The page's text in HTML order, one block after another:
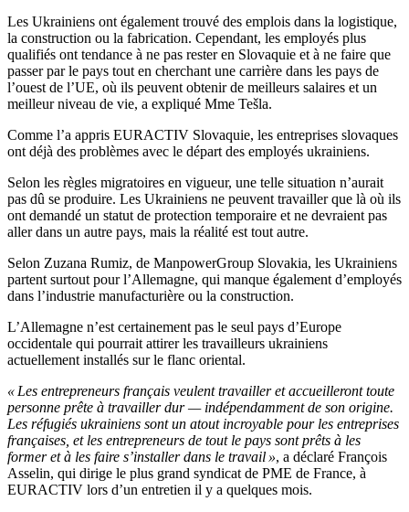
Les Ukrainiens ont également trouvé des emplois dans la logistique,
la construction ou la fabrication. Cependant, les employés plus
qualifiés ont tendance à ne pas rester en Slovaquie et à ne faire que
passer par le pays tout en cherchant une carrière dans les pays de
l’ouest de l’UE, où ils peuvent obtenir de meilleurs salaires et un
meilleur niveau de vie, a expliqué Mme Tešla.
Comme l’a appris EURACTIV Slovaquie, les entreprises slovaques
ont déjà des problèmes avec le départ des employés ukrainiens.
Selon les règles migratoires en vigueur, une telle situation n’aurait
pas dû se produire. Les Ukrainiens ne peuvent travailler que là où ils
ont demandé un statut de protection temporaire et ne devraient pas
aller dans un autre pays, mais la réalité est tout autre.
Selon Zuzana Rumiz, de ManpowerGroup Slovakia, les Ukrainiens
partent surtout pour l’Allemagne, qui manque également d’employés
dans l’industrie manufacturière ou la construction.
L’Allemagne n’est certainement pas le seul pays d’Europe
occidentale qui pourrait attirer les travailleurs ukrainiens
actuellement installés sur le flanc oriental.
« Les entrepreneurs français veulent travailler et accueilleront toute
personne prête à travailler dur — indépendamment de son origine.
Les réfugiés ukrainiens sont un atout incroyable pour les entreprises
françaises, et les entrepreneurs de tout le pays sont prêts à les
former et à les faire s’installer dans le travail », a déclaré François
Asselin, qui dirige le plus grand syndicat de PME de France, à
EURACTIV lors d’un entretien il y a quelques mois.